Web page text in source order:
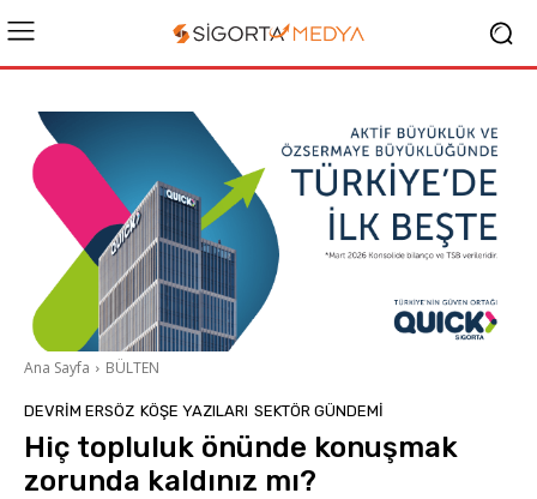
Ana Sayfa BÜLTEN
DEVRIM ERSÖZ KÖŞE YAZILARI SEKTÖR GÜNDEMİ
Hiç topluluk önünde konuşmak
zorunda kaldınız mı?